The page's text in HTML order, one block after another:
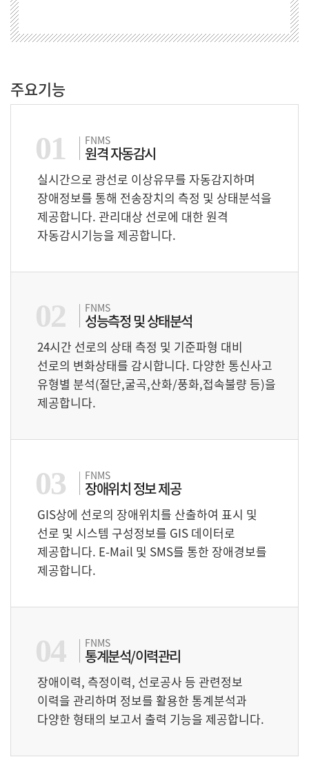
주요기능
01 FNMS
원격 자동감시
실시간으로 광선로 이상유무를 자동감지하며
장애정보를 통해 전송장치의 측정 및 상태분석을
제공합니다. 관리대상 선로에 대한 원격
자동감시기능을 제공합니다.
02 FNMS
성능측정 및 상태분석
24시간 선로의 상태 측정 및 기준파형 대비
선로의 변화상태를 감시합니다. 다양한 통신사고
유형별 분석(절단,굴곡,산화/풍화,접속불량 등)을
제공합니다.
03 FNMS
장애위치 정보 제공
GIS상에 선로의 장애위치를 산출하여 표시 및
선로 및 시스템 구성정보를 GIS 데이터로
제공합니다. E-Mail 및 SMS를 통한 장애경보를
제공합니다.
04 FNMS
통계분석/이력관리
장애이력, 측정이력, 선로공사 등 관련정보
이력을 관리하며 정보를 활용한 통계분석과
다양한 형태의 보고서 출력 기능을 제공합니다.